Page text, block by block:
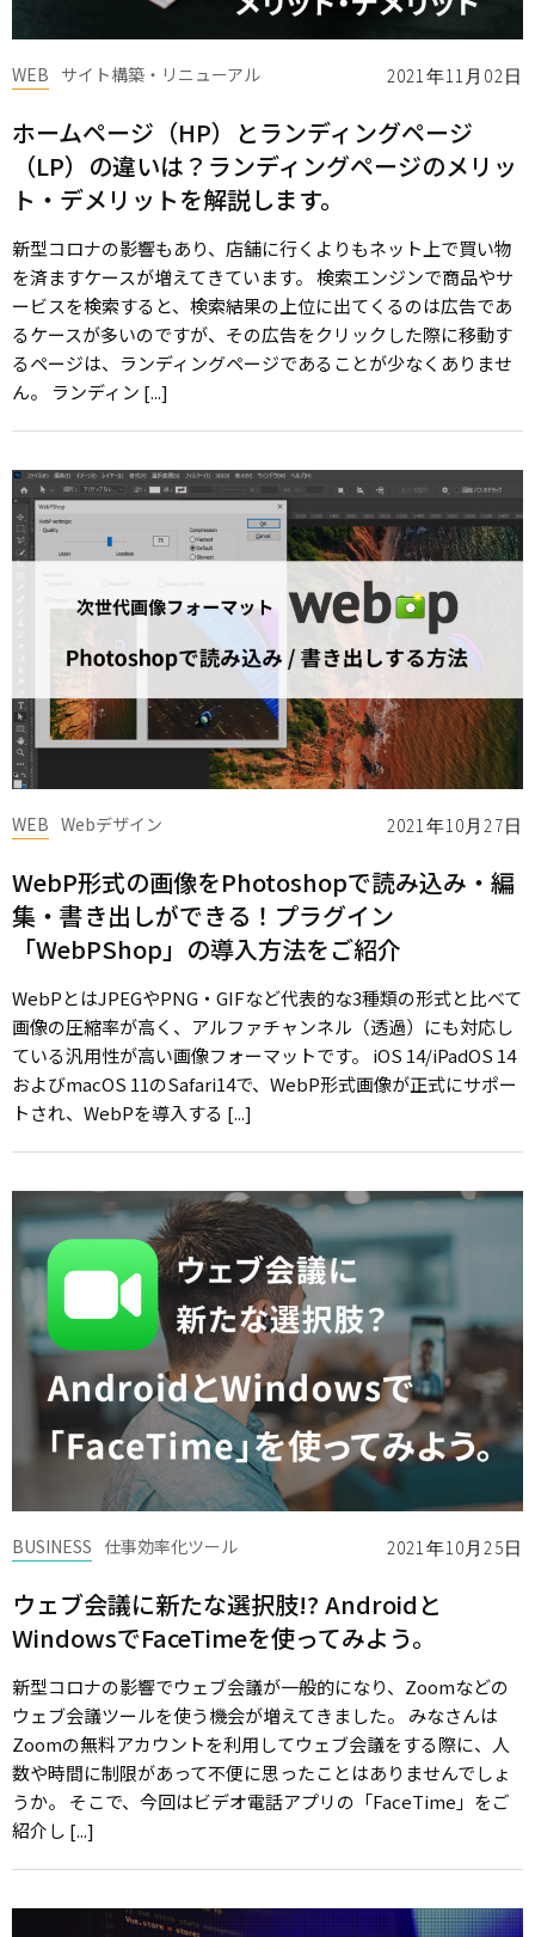
2021年11月02日
WEB サイト構築・リニューアル
ホームページ（HP）とランディングページ
（LP）の違いは？ランディングページのメリッ
ト・デメリットを解説します。
新型コロナの影響もあり、店舗に行くよりもネット上で買い物
を済ますケースが増えてきています。 検索エンジンで商品やサ
ービスを検索すると、検索結果の上位に出てくるのは広告であ
るケースが多いのですが、その広告をクリックした際に移動す
るページは、ランディングページであることが少なくありませ
ん。 ランディン [...]
2021年10月27日
WEB Webデザイン
WebP形式の画像をPhotoshopで読み込み・編
集・書き出しができる！プラグイン
「WebPShop」の導入方法をご紹介
WebPとはJPEGやPNG・GIFなど代表的な3種類の形式と比べて
画像の圧縮率が高く、アルファチャンネル（透過）にも対応し
ている汎用性が高い画像フォーマットです。 iOS 14/iPadOS 14
およびmacOS 11のSafari14で、WebP形式画像が正式にサポー
トされ、WebPを導入する [...]
2021年10月25日
BUSINESS 仕事効率化ツール
ウェブ会議に新たな選択肢!? Androidと
WindowsでFaceTimeを使ってみよう。
新型コロナの影響でウェブ会議が一般的になり、Zoomなどの
ウェブ会議ツールを使う機会が増えてきました。 みなさんは
Zoomの無料アカウントを利用してウェブ会議をする際に、人
数や時間に制限があって不便に思ったことはありませんでしょ
うか。 そこで、今回はビデオ電話アプリの「FaceTime」をご
紹介し [...]